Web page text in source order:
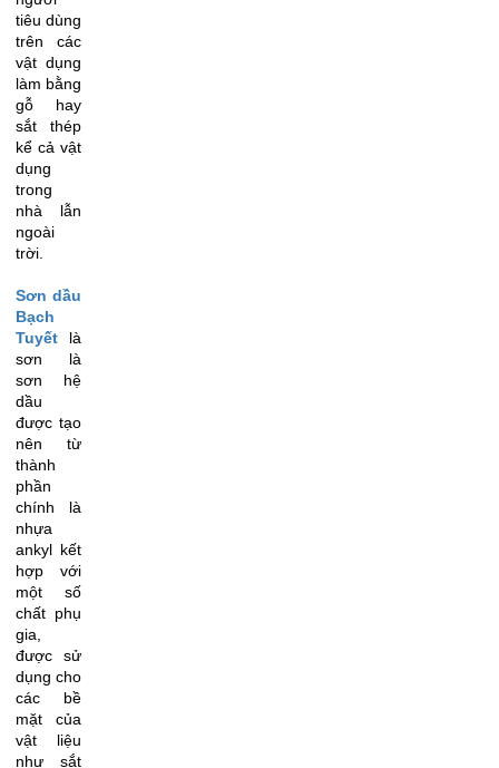
tiêu dùng
trên các
vật dụng
làm bằng
gỗ hay
sắt thép
kể cả vật
dụng
trong
nhà lẫn
ngoài
trời.
Sơn dầu
Bạch
Tuyết là
sơn là
sơn hệ
dầu
được tạo
nên từ
thành
phần
chính là
nhựa
ankyl kết
hợp với
một số
chất phụ
gia,
được sử
dụng cho
các bề
mặt của
vật liệu
như sắt